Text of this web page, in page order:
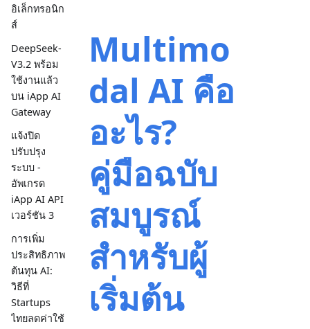
อิเล็กทรอนิก
ส์
DeepSeek-
V3.2 พร้อม
ใช้งานแล้ว
บน iApp AI
Gateway
แจ้งปิด
ปรับปรุง
ระบบ -
อัพเกรด
iApp AI API
เวอร์ชัน 3
การเพิ่ม
ประสิทธิภาพ
ต้นทุน AI:
วิธีที่
Startups
ไทยลดค่าใช้
Multimo
dal AI คือ
อะไร?
คู่มือฉบับ
สมบูรณ์
สำหรับผู้
เริ่มต้น